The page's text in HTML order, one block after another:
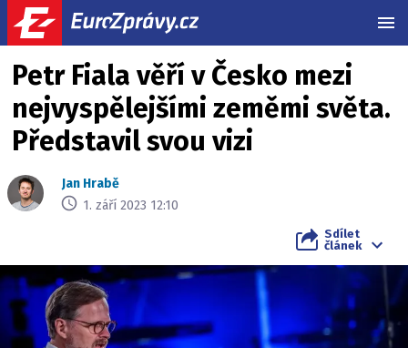
Petr Fiala věří v Česko mezi
nejvyspělejšími zeměmi světa.
Představil svou vizi
Jan Hrabě
1. září 2023 12:10
Sdílet
článek